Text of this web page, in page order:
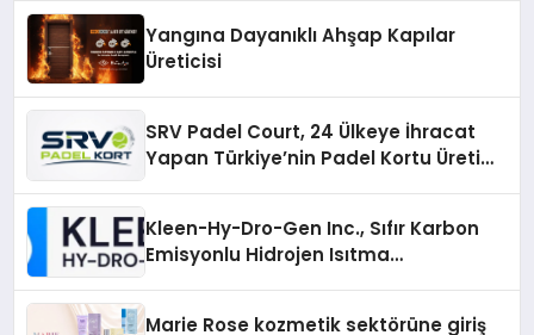
Yangına Dayanıklı Ahşap Kapılar
Üreticisi
SRV Padel Court, 24 Ülkeye İhracat
Yapan Türkiye’nin Padel Kortu Üretim
Kleen-Hy-Dro-Gen Inc., Sıfır Karbon
Emisyonlu Hidrojen Isıtma
Marie Rose kozmetik sektörüne giriş